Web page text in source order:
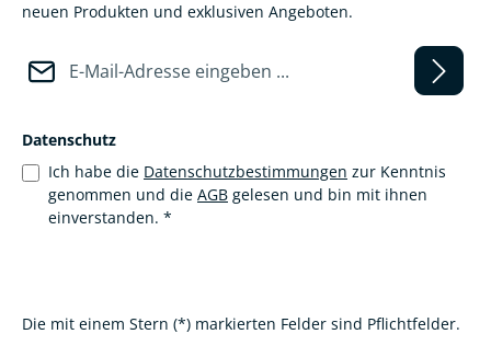
neuen Produkten und exklusiven Angeboten.
Datenschutz
Ich habe die Datenschutzbestimmungen zur Kenntnis
genommen und die AGB gelesen und bin mit ihnen
einverstanden. *
Die mit einem Stern (*) markierten Felder sind Pflichtfelder.